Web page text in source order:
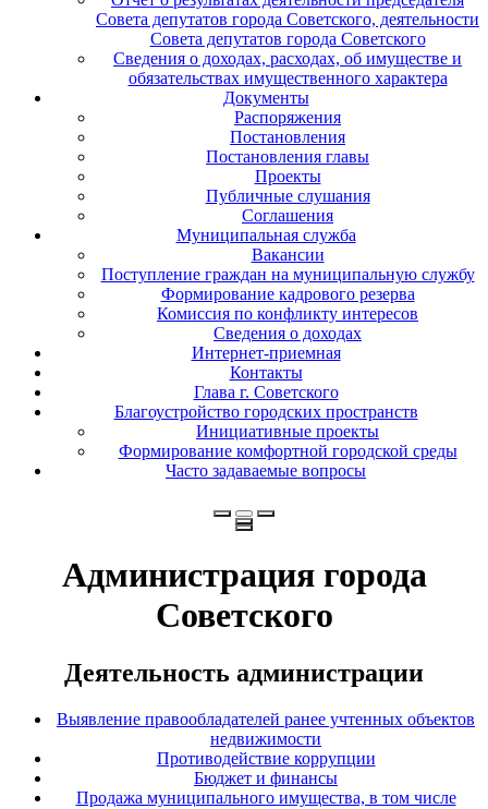
Совета депутатов города Советского, деятельности
Совета депутатов города Советского
Сведения о доходах, расходах, об имуществе и
обязательствах имущественного характера
Документы
Распоряжения
Постановления
Постановления главы
Проекты
Публичные слушания
Соглашения
Муниципальная служба
Вакансии
Поступление граждан на муниципальную службу
Формирование кадрового резерва
Комиссия по конфликту интересов
Сведения о доходах
Интернет-приемная
Контакты
Глава г. Советского
Благоустройство городских пространств
Инициативные проекты
Формирование комфортной городской среды
Часто задаваемые вопросы
Администрация города
Советского
Деятельность администрации
Выявление правообладателей ранее учтенных объектов
недвижимости
Противодействие коррупции
Бюджет и финансы
Продажа муниципального имущества, в том числе